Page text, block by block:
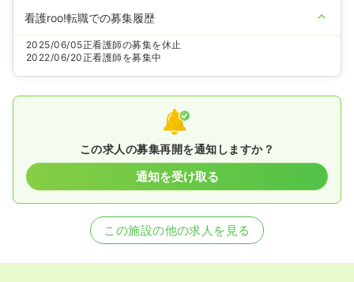
看護roo!転職での募集履歴
2025/06/05正看護師の募集を休止
2022/06/20正看護師を募集中
この求人の募集再開を通知しますか？
通知を受け取る
この施設の他の求人を見る